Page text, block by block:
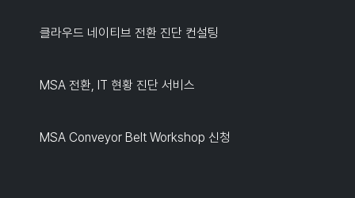
클라우드 네이티브 전환 진단 컨설팅
MSA 전환, IT 현황 진단 서비스
MSA Conveyor Belt Workshop 신청